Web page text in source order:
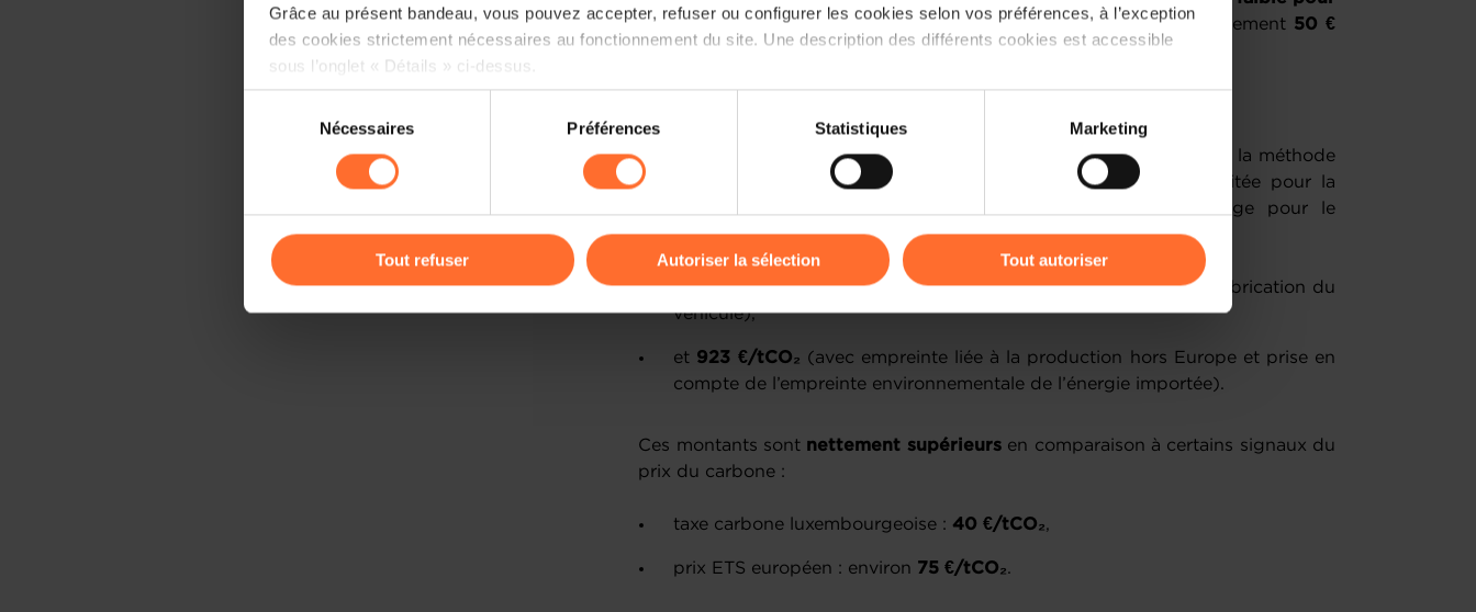
Grâce au présent bandeau, vous pouvez accepter, refuser ou configurer les cookies selon vos préférences, à l’exception
des cookies strictement nécessaires au fonctionnement du site. Une description des différents cookies est accessible
sous l’onglet « Détails » ci-dessus.
Il est précisé que la navigation sur le site et certaines fonctionnalités (ex : lecture de vidéos, partage sur les réseaux
sociaux, sauvegarde des préférences de lecture vidéo, personnalisation de l’affichage du site) peuvent être affectées en
cas de refus de tous les cookies ou des cookies non nécessaires.
gauche de chaque page.
consentement
Nécessaires Préférences Statistiques Marketing
Tout refuser Autoriser la sélection Tout autoriser
influencer les comportements , avec un différentiel moyen de seulement 50 €
par an entre thermique et électrique.
L’étude évalue également l’efficacité climatique des primes à travers la méthode
des
coûts d’abattement, mesurant le coût par tonne de CO₂ évitée pour la
société dans son ensemble (coût global pour l’Etat et avantage pour le
consommateur) :
entre393 €/tCO₂(périmètre national sans tenir compte de la fabrication du
véhicule),
et 923 €/tCO₂ (avec empreinte liée à la production hors Europe et prise en
compte de l’empreinte environnementale de l’énergie importée).
Ces montants sont nettement supérieursen comparaison à certains signaux du
prix du carbone :
taxe carbone luxembourgeoise : 40 €/tCO₂,
prix ETS européen : environ 75 €/tCO₂.